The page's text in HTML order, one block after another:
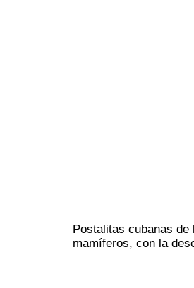
Postalitas cubanas
mamíferos, con la